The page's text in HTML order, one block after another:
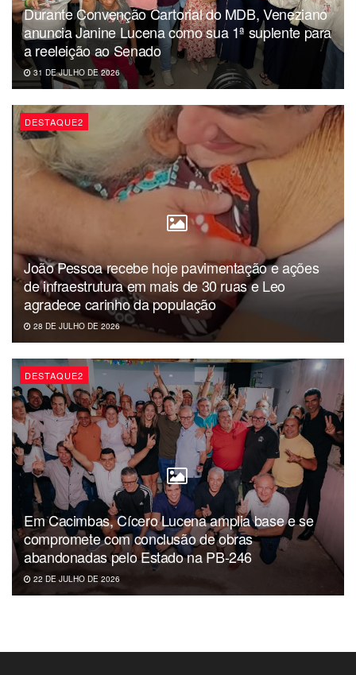
Durante Convenção Cartorial do MDB, Veneziano
anuncia Janine Lucena como sua 1ª suplente para
a reeleição ao Senado
31 DE JULHO DE 2026
DESTAQUE2
João Pessoa recebe hoje pavimentação e ações
de infraestrutura em mais de 30 ruas e Leo
agradece carinho da população
28 DE JULHO DE 2026
DESTAQUE2
Em Cacimbas, Cícero Lucena amplia base e se
compromete com conclusão de obras
abandonadas pelo Estado na PB-246
22 DE JULHO DE 2026